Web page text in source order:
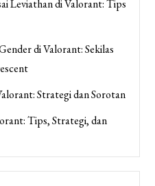
Leviathan di Valorant: Tips
di Valorant: Sekilas
Strategi dan Sorotan
Tips, Strategi, dan